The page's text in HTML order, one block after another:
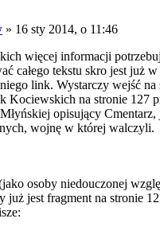
» 16 sty 2014, o 11:46
więcej informacji
całego tekstu skro jest już
link. Wystarczy wejść
Kociewskich na stronie 127
opisujący Cmentarz,
wojnę w której walczyli.
osoby niedouczonej
już jest fragment na stronie